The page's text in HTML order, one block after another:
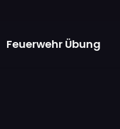
Feuerwehr Übung